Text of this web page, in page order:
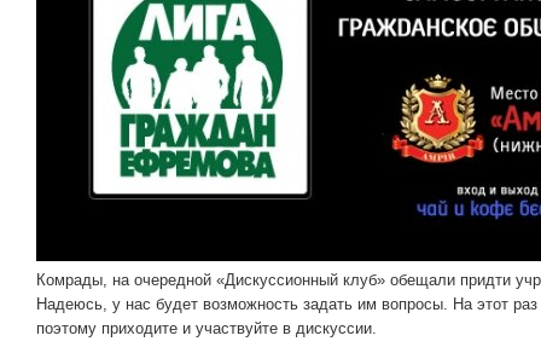
Комрады, на очередной «Дискуссионный клуб» обещали придти
Надеюсь, у нас будет возможность задать им вопросы. На этот
поэтому приходите и участвуйте в дискуссии.